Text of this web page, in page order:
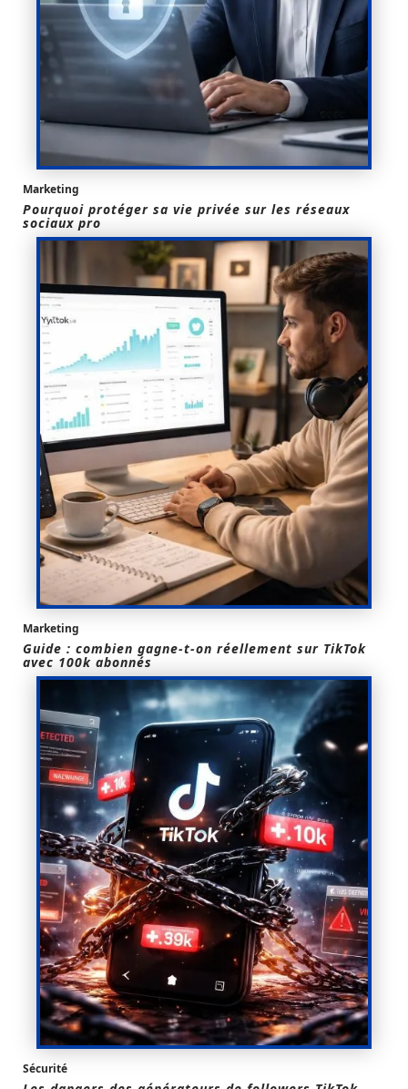
Marketing
Pourquoi protéger sa vie privée sur les réseaux
sociaux pro
Marketing
Guide : combien gagne-t-on réellement sur TikTok
avec 100k abonnés
Sécurité